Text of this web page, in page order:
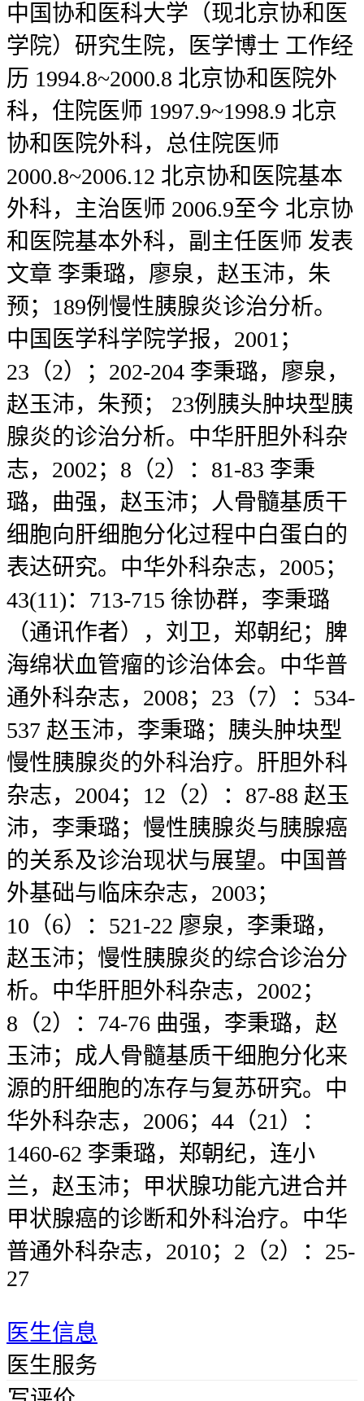
中国协和医科大学（现北京协和医
学院）研究生院，医学博士 工作经
历 1994.8~2000.8 北京协和医院外
科，住院医师 1997.9~1998.9 北京
协和医院外科，总住院医师
2000.8~2006.12 北京协和医院基本
外科，主治医师 2006.9至今 北京协
和医院基本外科，副主任医师 发表
文章 李秉璐，廖泉，赵玉沛，朱
预；189例慢性胰腺炎诊治分析。
中国医学科学院学报，2001；
23（2）；202-204 李秉璐，廖泉，
赵玉沛，朱预； 23例胰头肿块型胰
腺炎的诊治分析。中华肝胆外科杂
志，2002；8（2）：81-83 李秉
璐，曲强，赵玉沛；人骨髓基质干
细胞向肝细胞分化过程中白蛋白的
表达研究。中华外科杂志，2005；
43(11)：713-715 徐协群，李秉璐
（通讯作者），刘卫，郑朝纪；脾
海绵状血管瘤的诊治体会。中华普
通外科杂志，2008；23（7）：534-
537 赵玉沛，李秉璐；胰头肿块型
慢性胰腺炎的外科治疗。肝胆外科
杂志，2004；12（2）：87-88 赵玉
沛，李秉璐；慢性胰腺炎与胰腺癌
的关系及诊治现状与展望。中国普
外基础与临床杂志，2003；
10（6）：521-22 廖泉，李秉璐，
赵玉沛；慢性胰腺炎的综合诊治分
析。中华肝胆外科杂志，2002；
8（2）：74-76 曲强，李秉璐，赵
玉沛；成人骨髓基质干细胞分化来
源的肝细胞的冻存与复苏研究。中
华外科杂志，2006；44（21）：
1460-62 李秉璐，郑朝纪，连小
兰，赵玉沛；甲状腺功能亢进合并
甲状腺癌的诊断和外科治疗。中华
普通外科杂志，2010；2（2）：25-
27
医生信息
医生服务